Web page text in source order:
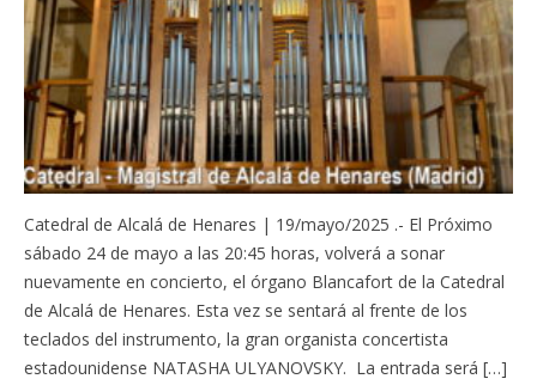
Catedral de Alcalá de Henares | 19/mayo/2025 .- El Próximo
sábado 24 de mayo a las 20:45 horas, volverá a sonar
nuevamente en concierto, el órgano Blancafort de la Catedral
de Alcalá de Henares. Esta vez se sentará al frente de los
teclados del instrumento, la gran organista concertista
estadounidense NATASHA ULYANOVSKY. La entrada será […]